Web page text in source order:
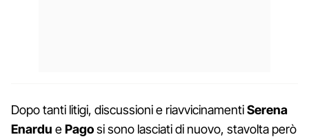
Dopo tanti litigi, discussioni e riavvicinamentiSerena
Enardu ePagosi sono lasciati di nuovo, stavolta però